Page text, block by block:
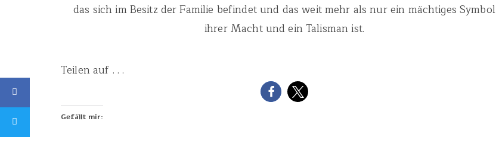
das sich im Besitz der Familie befindet und das weit mehr als nur ein mächtiges Symbol
ihrer Macht und ein Talisman ist.
Teilen auf . . .
Gefällt mir: